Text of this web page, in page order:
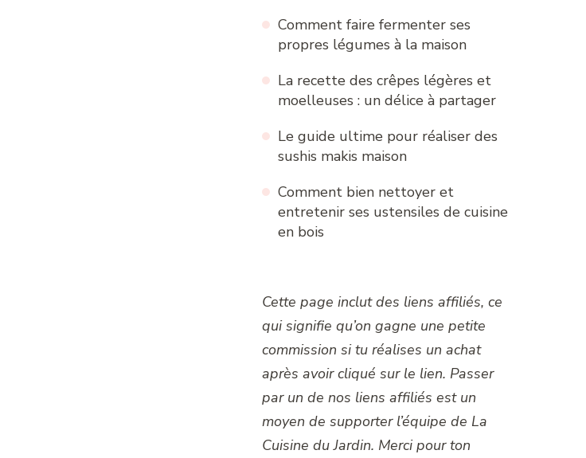
Comment faire fermenter ses
propres légumes à la maison
La recette des crêpes légères et
moelleuses : un délice à partager
Le guide ultime pour réaliser des
sushis makis maison
Comment bien nettoyer et
entretenir ses ustensiles de cuisine
en bois
Cette page inclut des liens affiliés, ce
qui signifie qu’on gagne une petite
commission si tu réalises un achat
après avoir cliqué sur le lien. Passer
par un de nos liens affiliés est un
moyen de supporter l’équipe de La
Cuisine du Jardin. Merci pour ton